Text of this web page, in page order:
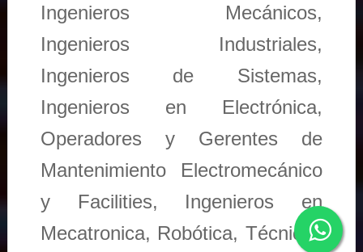
Ingenieros Mecánicos,
Ingenieros Industriales,
Ingenieros de Sistemas,
Ingenieros en Electrónica,
Operadores y Gerentes de
Mantenimiento Electromecánico
y Facilities, Ingenieros en
Mecatronica, Robótica, Técnicos